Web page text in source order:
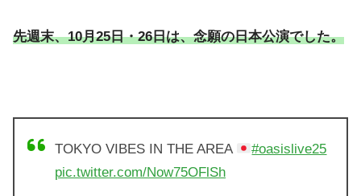
先週末、10月25日・26日は、念願の日本公演でした。
TOKYO VIBES IN THE AREA
#oasislive25
pic.twitter.com/Now75OFlSh